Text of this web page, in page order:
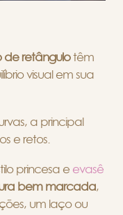
de retângulotêm
visual em sua
a principal
e retos.
princesa e evasê
bem marcada,
um laço ou